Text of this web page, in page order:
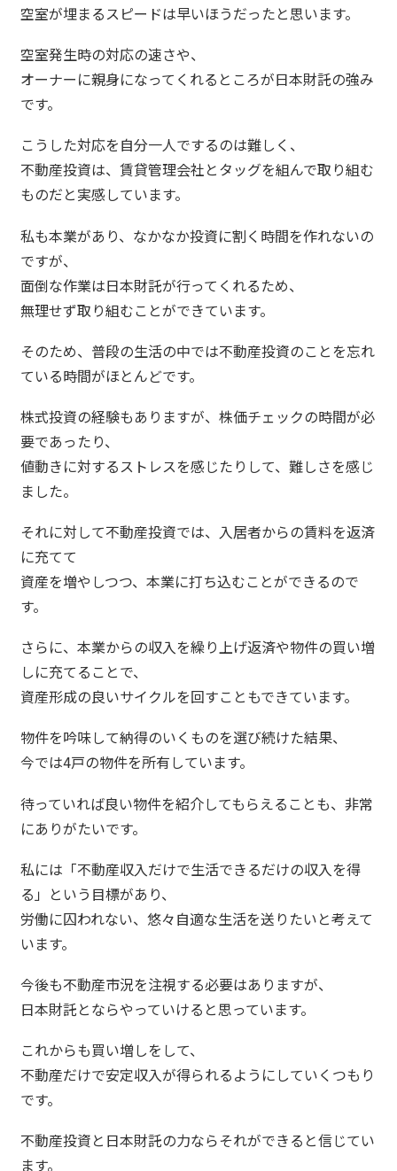
空室が埋まるスピードは早いほうだったと思います。
空室発生時の対応の速さや、
オーナーに親身になってくれるところが日本財託の強み
です。
こうした対応を自分一人でするのは難しく、
不動産投資は、賃貸管理会社とタッグを組んで取り組む
ものだと実感しています。
私も本業があり、なかなか投資に割く時間を作れないの
ですが、
面倒な作業は日本財託が行ってくれるため、
無理せず取り組むことができています。
そのため、普段の生活の中では不動産投資のことを忘れ
ている時間がほとんどです。
株式投資の経験もありますが、株価チェックの時間が必
要であったり、
値動きに対するストレスを感じたりして、難しさを感じ
ました。
それに対して不動産投資では、入居者からの賃料を返済
に充てて
資産を増やしつつ、本業に打ち込むことができるので
す。
さらに、本業からの収入を繰り上げ返済や物件の買い増
しに充てることで、
資産形成の良いサイクルを回すこともできています。
物件を吟味して納得のいくものを選び続けた結果、
今では4戸の物件を所有しています。
待っていれば良い物件を紹介してもらえることも、非常
にありがたいです。
私には「不動産収入だけで生活できるだけの収入を得
る」という目標があり、
労働に囚われない、悠々自適な生活を送りたいと考えて
います。
今後も不動産市況を注視する必要はありますが、
日本財託とならやっていけると思っています。
これからも買い増しをして、
不動産だけで安定収入が得られるようにしていくつもり
です。
不動産投資と日本財託の力ならそれができると信じてい
ます。